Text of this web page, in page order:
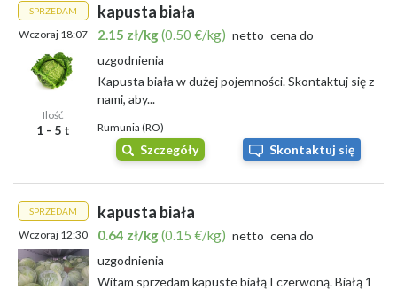
SPRZEDAM
Wczoraj 18:07
Ilość
1 - 5 t
kapusta biała
2.15 zł/kg(0.50 €/kg) netto cena do
uzgodnienia
Kapusta biała w dużej pojemności. Skontaktuj się z
nami, aby...
Rumunia (RO)
Szczegóły Skontaktuj się
SPRZEDAM
Wczoraj 12:30
kapusta biała
0.64 zł/kg(0.15 €/kg) netto cena do
uzgodnienia
Witam sprzedam kapuste białą I czerwoną. Białą 1